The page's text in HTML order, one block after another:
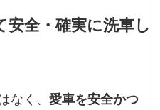
安全・確実に洗車し
なく、愛車を安全かつ